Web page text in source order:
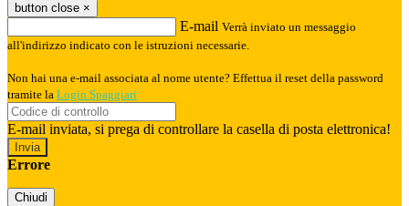
button close ×
E-mail Verrà inviato un messaggio
all'indirizzo indicato con le istruzioni necessarie.
Non hai una e-mail associata al nome utente? Effettua il reset della password
tramite la Login Spaggiari
E-mail inviata, si prega di controllare la casella di posta elettronica!
Errore
Chiudi